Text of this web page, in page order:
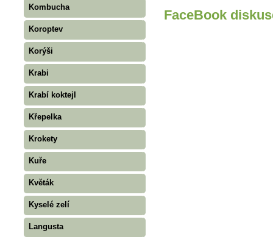
Kombucha
Koroptev
Korýši
Krabi
Krabí koktejl
Křepelka
Krokety
Kuře
Květák
Kyselé zelí
Langusta
FaceBook